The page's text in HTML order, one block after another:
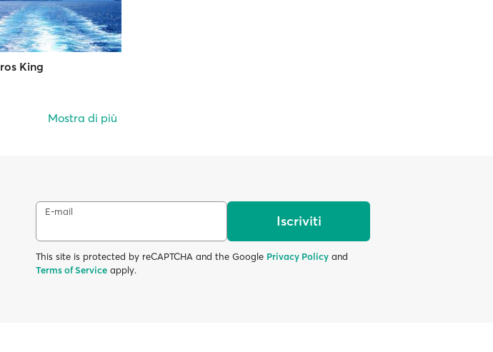
King
Mostra di più
E-mail
Iscriviti
This site is protected by reCAPTCHA and the Google Privacy Policy and
Terms of Service apply.